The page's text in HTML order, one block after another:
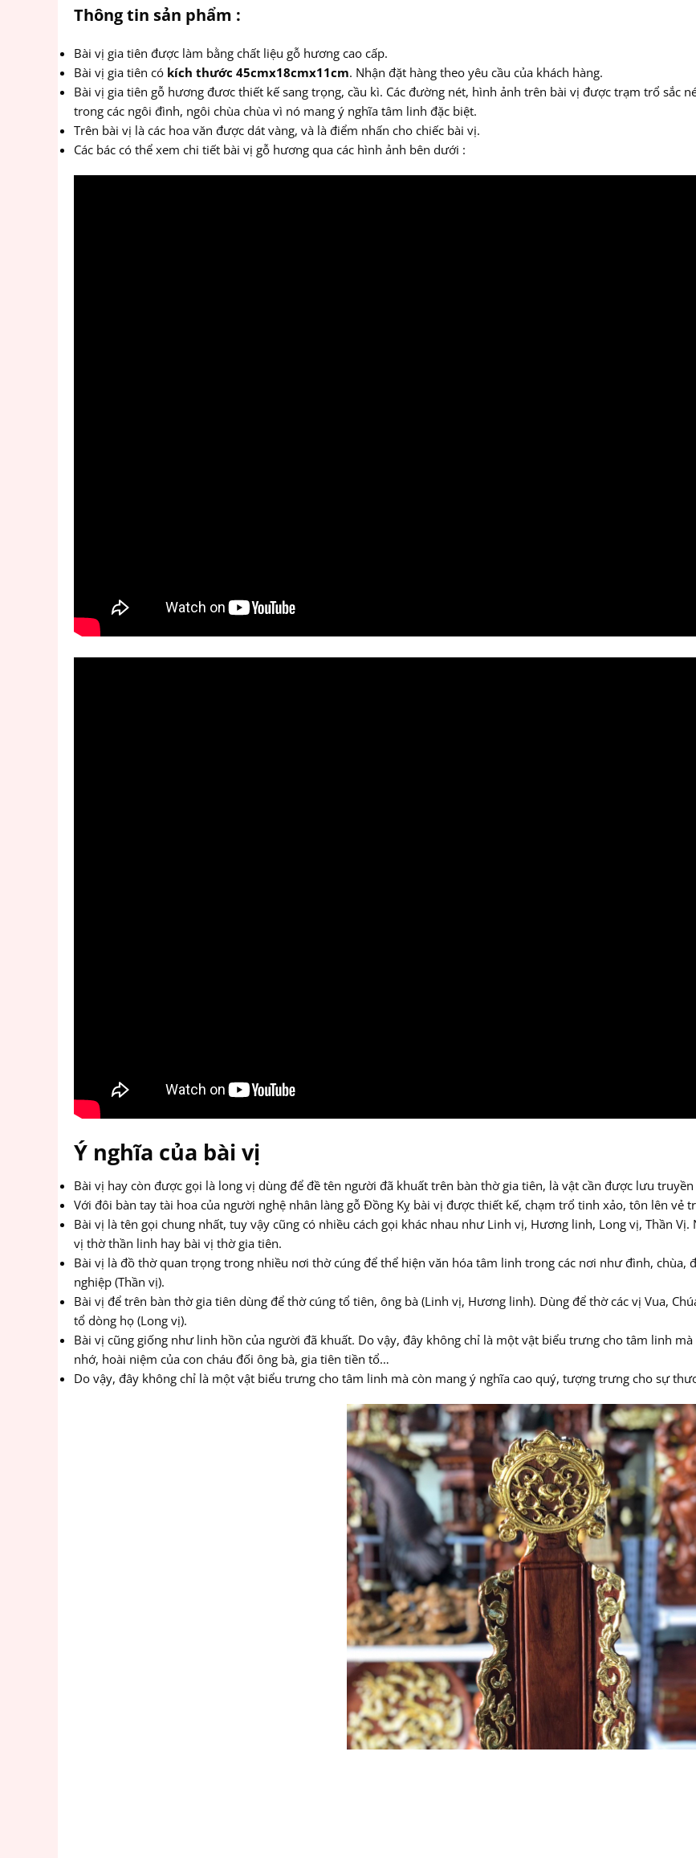
Thông tin sản phẩm :
Bài vị gia tiên được làm bằng chất liệu gỗ hương cao cấp.
Bài vị gia tiên có kích thước 45cmx18cmx11cm. Nhận đặt hàng theo yêu cầu của khách hàng.
Bài vị gia tiên gỗ hương đươc thiết kế sang trọng, cầu kì. Các đường nét, hình ảnh trên bài vị được trạm trổ sắc
trong các ngôi đình, ngôi chùa chùa vì nó mang ý nghĩa tâm linh đặc biệt.
Trên bài vị là các hoa văn được dát vàng, và là điểm nhấn cho chiếc bài vị.
Các bác có thể xem chi tiết bài vị gỗ hương qua các hình ảnh bên dưới :
Ý nghĩa của bài vị
Bài vị hay còn được gọi là long vị dùng để đề tên người đã khuất trên bàn thờ gia tiên, là vật cần được lưu
Với đôi bàn tay tài hoa của người nghệ nhân làng gỗ Đồng Kỵ bài vị được thiết kế, chạm trổ tinh xảo, tôn lên vẻ
Bài vị là tên gọi chung nhất, tuy vậy cũng có nhiều cách gọi khác nhau như Linh vị, Hương linh, Long vị, Thần
vị thờ thần linh hay bài vị thờ gia tiên.
Bài vị là đồ thờ quan trọng trong nhiều nơi thờ cúng để thể hiện văn hóa tâm linh trong các nơi như đình, chùa,
nghiệp (Thần vị).
Bài vị để trên bàn thờ gia tiên dùng để thờ cúng tổ tiên, ông bà (Linh vị, Hương linh). Dùng để thờ các vị Vua,
tổ dòng họ (Long vị).
Bài vị cũng giống như linh hồn của người đã khuất. Do vậy, đây không chỉ là một vật biểu trưng cho tâm linh
nhớ, hoài niệm của con cháu đối ông bà, gia tiên tiền tổ…
Do vậy, đây không chỉ là một vật biểu trưng cho tâm linh mà còn mang ý nghĩa cao quý, tượng trưng cho sự